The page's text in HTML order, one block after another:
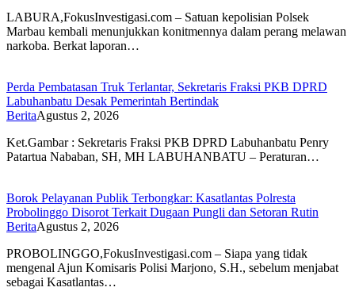
LABURA,FokusInvestigasi.com – Satuan kepolisian Polsek
Marbau kembali menunjukkan konitmennya dalam perang melawan
narkoba. Berkat laporan…
Perda Pembatasan Truk Terlantar, Sekretaris Fraksi PKB DPRD
Labuhanbatu Desak Pemerintah Bertindak
BeritaAgustus 2, 2026
Ket.Gambar : Sekretaris Fraksi PKB DPRD Labuhanbatu Penry
Patartua Nababan, SH, MH LABUHANBATU – Peraturan…
Borok Pelayanan Publik Terbongkar: Kasatlantas Polresta
Probolinggo Disorot Terkait Dugaan Pungli dan Setoran Rutin
BeritaAgustus 2, 2026
PROBOLINGGO,FokusInvestigasi.com – Siapa yang tidak
mengenal Ajun Komisaris Polisi Marjono, S.H., sebelum menjabat
sebagai Kasatlantas…